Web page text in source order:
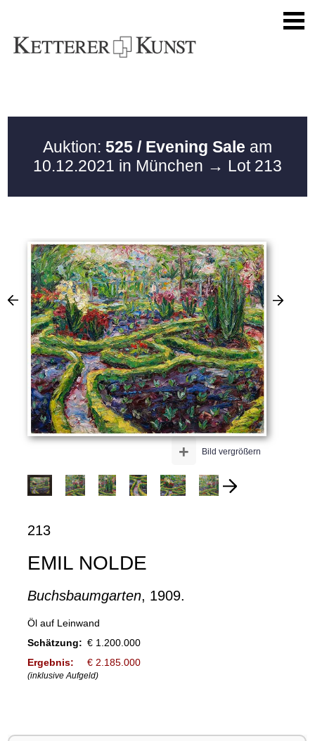
Auktion: 525 / Evening Sale am
10.12.2021 in München → Lot 213
Bild vergrößern
+
213
EMIL NOLDE
Buchsbaumgarten, 1909.
Öl auf Leinwand
Schätzung: € 1.200.000
Ergebnis:
€ 2.185.000
(inklusive Aufgeld)